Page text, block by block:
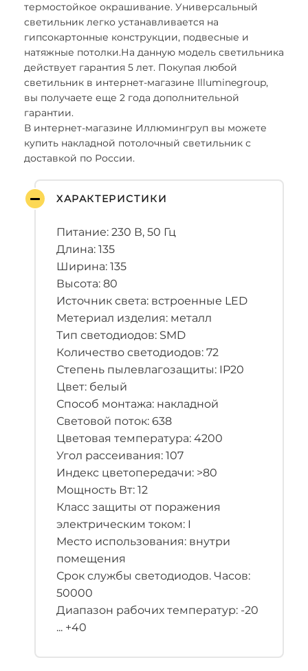
термостойкое окрашивание. Универсальный
светильник легко устанавливается на
гипсокартонные конструкции, подвесные и
натяжные потолки.На данную модель светильника
действует гарантия 5 лет. Покупая любой
светильник в интернет-магазине Illuminegroup,
вы получаете еще 2 года дополнительной
гарантии.
В интернет-магазине Иллюмингруп вы можете
купить накладной потолочный светильник с
доставкой по России.
ХАРАКТЕРИСТИКИ
Питание: 230 В, 50 Гц
Длина: 135
Ширина: 135
Высота: 80
Источник света: встроенные LED
Метериал изделия: металл
Тип светодиодов: SMD
Количество светодиодов: 72
Степень пылевлагозащиты: IP20
Цвет: белый
Способ монтажа: накладной
Световой поток: 638
Цветовая температура: 4200
Угол рассеивания: 107
Индекс цветопередачи: >80
Мощность Вт: 12
Класс защиты от поражения
электрическим током: I
Место использования: внутри
помещения
Срок службы светодиодов. Часов:
50000
Диапазон рабочих температур: -20
... +40